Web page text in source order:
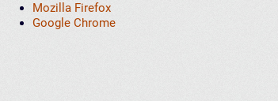
Mozilla Firefox
Google Chrome